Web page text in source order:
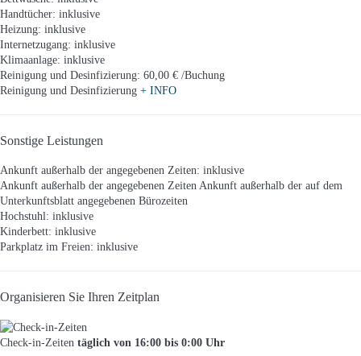
Handtücher: inklusive
Heizung: inklusive
Internetzugang: inklusive
Klimaanlage: inklusive
Reinigung und Desinfizierung: 60,00 € /Buchung
Reinigung und Desinfizierung + INFO
Sonstige Leistungen
Ankunft außerhalb der angegebenen Zeiten: inklusive
Ankunft außerhalb der angegebenen Zeiten Ankunft außerhalb der auf dem
Unterkunftsblatt angegebenen Bürozeiten
Hochstuhl: inklusive
Kinderbett: inklusive
Parkplatz im Freien: inklusive
Organisieren Sie Ihren Zeitplan
Check-in-Zeiten täglich von 16:00 bis 0:00 Uhr